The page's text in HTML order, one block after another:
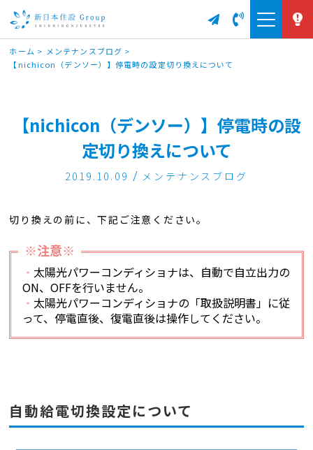
ホーム > メンテナンスブログ >
【nichicon（デンソー）】停電時の設定切り換えについて
【nichicon（デンソー）】停電時の設
定切り換えについて
2019.10.09 メンテナンスブログ
切り換えの前に、下記ご注意ください。
※注意※
・ 太陽光パワーコンディショナは、自動で自立出力の
ON、OFFを行いません。
・ 太陽光パワーコンディショナの「取扱説明書」に従
って、停電直後、復電直後は操作してください。
自動給電切換設定について